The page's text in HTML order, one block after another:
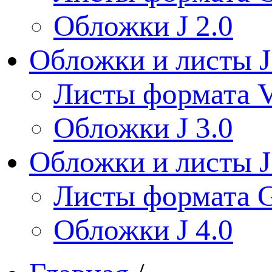
Обложки J 2.0
Обложки и листы
Листы формата
Обложки J 3.0
Обложки и листы
Листы формата
Обложки J 4.0